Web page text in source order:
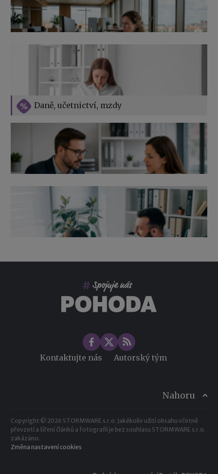
Daně, učetnictví, mzdy
Vše o překážkách v práci na straně zaměstnavatele
Výpověď ze zdravotních důvodů 2026 – průvodce pro
zaměstnavatele
Přehledy pro OSSZ a zdravotní pojišťovny – jak na ně
v roce 2026
Kontaktujte nás Autorský tým
Nahoru
Copyright © 2026 STORMWARE s.r.o. Jakékoliv užití obsahu včetně
převzetí a šíření článků a fotografií je bez souhlasu STORMWARE s.r.o.
zakázáno.
Změna nastavení cookies